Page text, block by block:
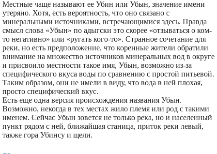
Местные чаще называют ее Убин или Убын, значение имени
утеряно. Хотя, есть вероятность, что оно связано с
минеральными источниками, встречающимися здесь. Правда
смысл слова «Убын» по адыгски это скорее «отзываться о ком-
то негативно» или «ругать кого-то». Странное сочетание для
реки, но есть предположение, что коренные жители обратили
внимание на множество источников минеральных вод в округе
и присвоило местности такое имя, Убын, возможно из-за
специфического вкуса воды по сравнению с простой питьевой.
Таким образом, они не имели в виду, что вода в ней плохая,
просто специфический вкус.
Есть еще одна версия происхождения названия Убын.
Возможно, некогда в тех местах жило племя или род с такими
именем. Сейчас Убын зовется не только река, но и населенный
пункт рядом с ней, ближайшая станица, приток реки левый,
также гора Убинсу и щели.